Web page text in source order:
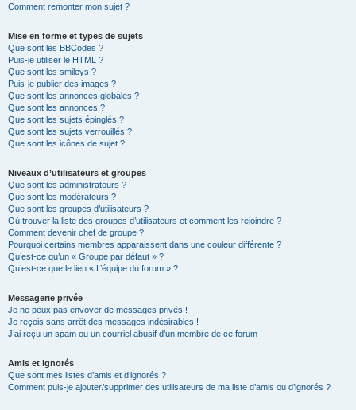
Comment remonter mon sujet ?
Mise en forme et types de sujets
Que sont les BBCodes ?
Puis-je utiliser le HTML ?
Que sont les smileys ?
Puis-je publier des images ?
Que sont les annonces globales ?
Que sont les annonces ?
Que sont les sujets épinglés ?
Que sont les sujets verrouillés ?
Que sont les icônes de sujet ?
Niveaux d’utilisateurs et groupes
Que sont les administrateurs ?
Que sont les modérateurs ?
Que sont les groupes d’utilisateurs ?
Où trouver la liste des groupes d’utilisateurs et comment les rejoindre ?
Comment devenir chef de groupe ?
Pourquoi certains membres apparaissent dans une couleur différente ?
Qu’est-ce qu’un « Groupe par défaut » ?
Qu’est-ce que le lien « L’équipe du forum » ?
Messagerie privée
Je ne peux pas envoyer de messages privés !
Je reçois sans arrêt des messages indésirables !
J’ai reçu un spam ou un courriel abusif d’un membre de ce forum !
Amis et ignorés
Que sont mes listes d’amis et d’ignorés ?
Comment puis-je ajouter/supprimer des utilisateurs de ma liste d’amis ou d’ignorés ?